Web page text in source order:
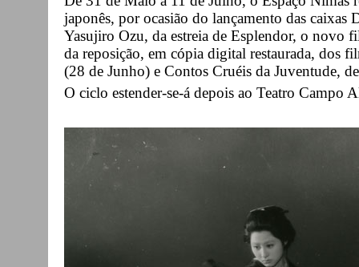
japonês, por ocasião do lançamento das
Yasujiro Ozu, da estreia de Esplendor, o novo
da reposição, em cópia digital restaurada, dos
(28 de Junho) e Contos Cruéis da Juventude,
O ciclo estender-se-á depois ao Teatro Campo